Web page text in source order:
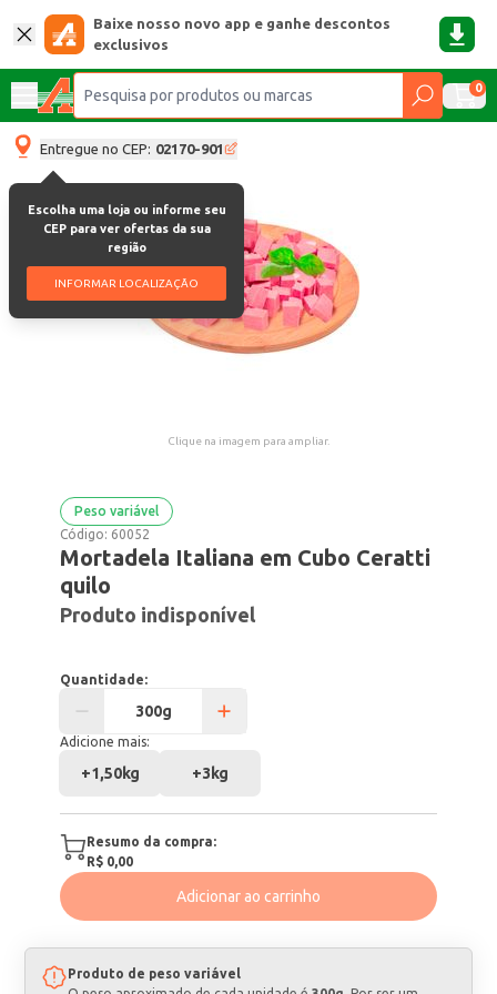
Baixe nosso novo app e ganhe descontos
exclusivos
0
Entregue no CEP: 02170-901
Escolha uma loja ou informe seu
CEP para ver ofertas da sua
região
INFORMAR LOCALIZAÇÃO
Clique na imagem para ampliar.
Peso variável
Código: 60052
Mortadela Italiana em Cubo Ceratti
quilo
Produto indisponível
Quantidade:
Adicione mais:
+1,50kg +3kg
Resumo da compra:
R$ 0,00
Adicionar ao carrinho
Produto de peso variável